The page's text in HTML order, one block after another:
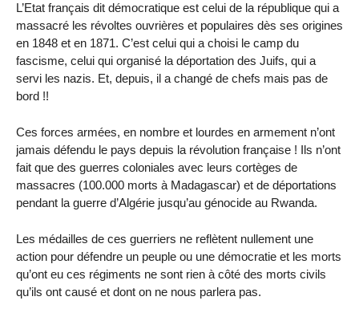
L’Etat français dit démocratique est celui de la république qui a
massacré les révoltes ouvrières et populaires dès ses origines
en 1848 et en 1871. C’est celui qui a choisi le camp du
fascisme, celui qui organisé la déportation des Juifs, qui a
servi les nazis. Et, depuis, il a changé de chefs mais pas de
bord !!
Ces forces armées, en nombre et lourdes en armement n’ont
jamais défendu le pays depuis la révolution française ! Ils n’ont
fait que des guerres coloniales avec leurs cortèges de
massacres (100.000 morts à Madagascar) et de déportations
pendant la guerre d’Algérie jusqu’au génocide au Rwanda.
Les médailles de ces guerriers ne reflètent nullement une
action pour défendre un peuple ou une démocratie et les morts
qu’ont eu ces régiments ne sont rien à côté des morts civils
qu’ils ont causé et dont on ne nous parlera pas.